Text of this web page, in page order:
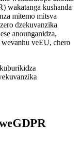
wakatanga kushanda
mitemo mitsva
dzekuvanzika
anounganidza,
wevanhu veEU, chero